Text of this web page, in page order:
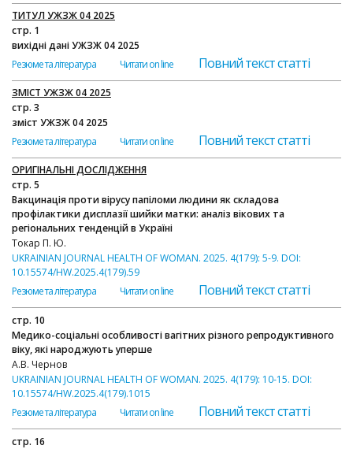
ТИТУЛ УЖЗЖ 04 2025
стр. 1
вихідні дані УЖЗЖ 04 2025
Резюме та література
Читати on line Повний текст статті
ЗМІСТ УЖЗЖ 04 2025
стр. 3
зміст УЖЗЖ 04 2025
Резюме та література
Читати on line Повний текст статті
ОРИГІНАЛЬНІ ДОСЛІДЖЕННЯ
стр. 5
Вакцинація проти вірусу папіломи людини як складова
профілактики дисплазії шийки матки: аналіз вікових та
регіональних тенденцій в Україні
Токар П. Ю.
UKRAINIAN JOURNAL HEALTH OF WOMAN. 2025. 4(179): 5-9. DOI:
10.15574/HW.2025.4(179).59
Резюме та література
Читати on line Повний текст статті
стр. 10
Медико-соціальні особливості вагітних різного репродуктивного
віку, які народжують уперше
А.В. Чернов
UKRAINIAN JOURNAL HEALTH OF WOMAN. 2025. 4(179): 10-15. DOI:
10.15574/HW.2025.4(179).1015
Резюме та література
Читати on line Повний текст статті
стр. 16